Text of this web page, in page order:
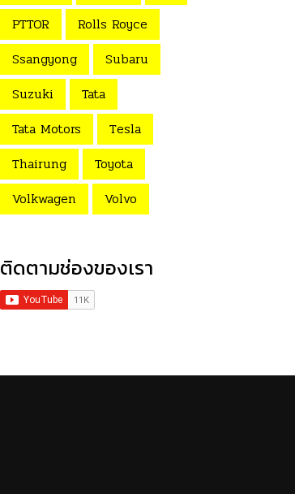
PTTOR
Rolls Royce
Ssangyong
Subaru
Suzuki
Tata
Tata Motors
Tesla
Thairung
Toyota
Volkwagen
Volvo
ติดตามช่องของเรา